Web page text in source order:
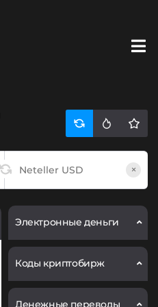
×
Электронные деньги
Коды криптобирж
Денежные переводы